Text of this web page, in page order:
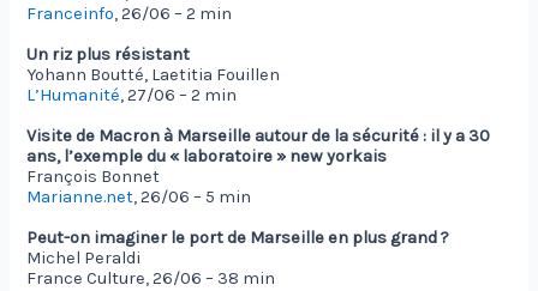
Franceinfo, 26/06 – 2 min
Un riz plus résistant
Yohann Boutté, Laetitia Fouillen
L’Humanité, 27/06 – 2 min
Visite de Macron à Marseille autour de la sécurité : il y a 30
ans, l’exemple du « laboratoire » new yorkais
François Bonnet
Marianne.net, 26/06 – 5 min
Peut-on imaginer le port de Marseille en plus grand ?
Michel Peraldi
France Culture, 26/06 – 38 min